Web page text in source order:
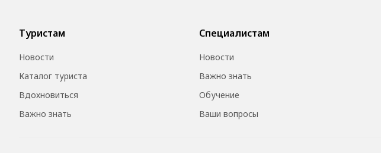
Туристам
Новости
Каталог туриста
Вдохновиться
Важно знать
Специалистам
Новости
Важно знать
Обучение
Ваши вопросы